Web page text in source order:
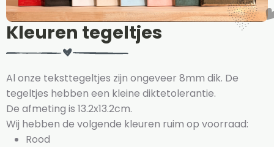
Kleuren tegeltjes
Al onze teksttegeltjes zijn ongeveer 8mm dik. De
tegeltjes hebben een kleine diktetolerantie.
De afmeting is 13.2x13.2cm.
Wij hebben de volgende kleuren ruim op voorraad:
Rood